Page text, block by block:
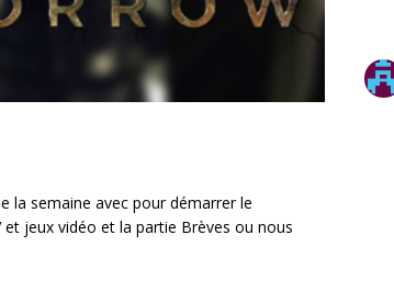
la semaine avec pour démarrer le
et jeux vidéo et la partie Brèves ou nous